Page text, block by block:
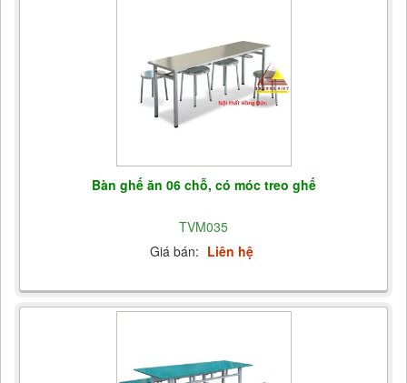
Bàn ghế ăn 06 chỗ, có móc treo ghế
TVM035
Giá bán: Liên hệ